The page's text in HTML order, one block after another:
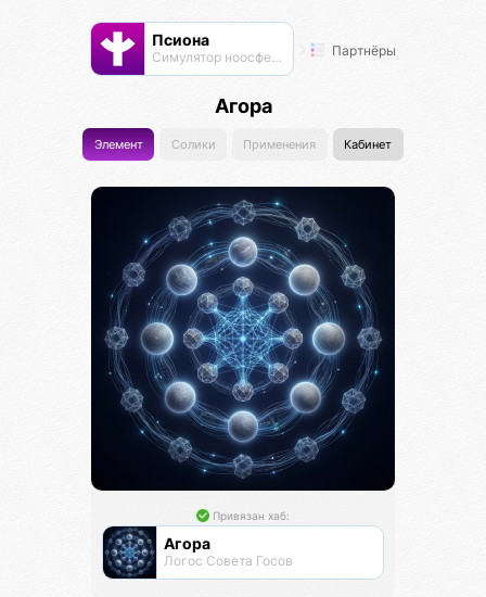
Псиона
Cимулятор ноосферы Партнёры
Агора
Элемент Солики Применения Кабинет
Привязан хаб:
Агора
Логос Совета Госов